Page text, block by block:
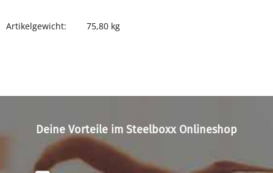
Produkteigenschaft
Wert
Artikelgewicht: 75,80 kg
Deine Vorteile im Steelboxx Onlineshop